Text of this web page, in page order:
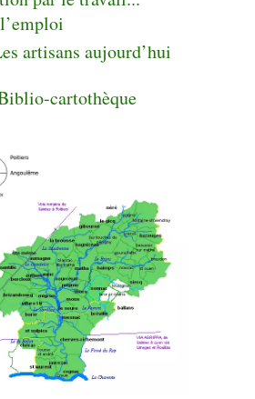
artisans aujourd’hui
cartothèque